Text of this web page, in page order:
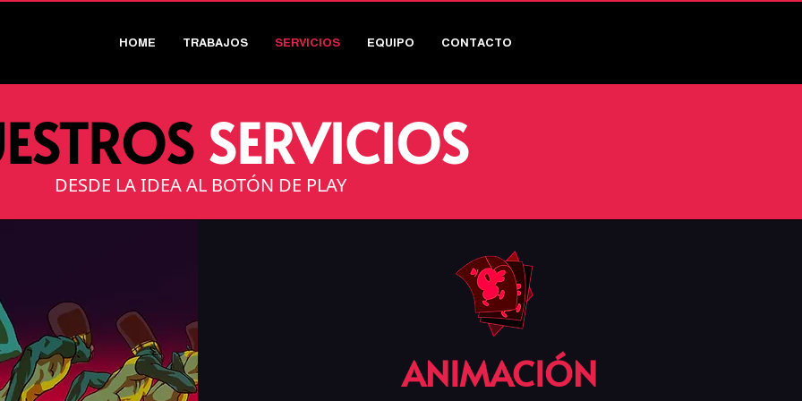
HOME TRABAJOS SERVICIOS EQUIPO CONTACTO
SERVICIOS
DESDE LA IDEA AL BOTÓN DE PLAY
ANIMACIÓN